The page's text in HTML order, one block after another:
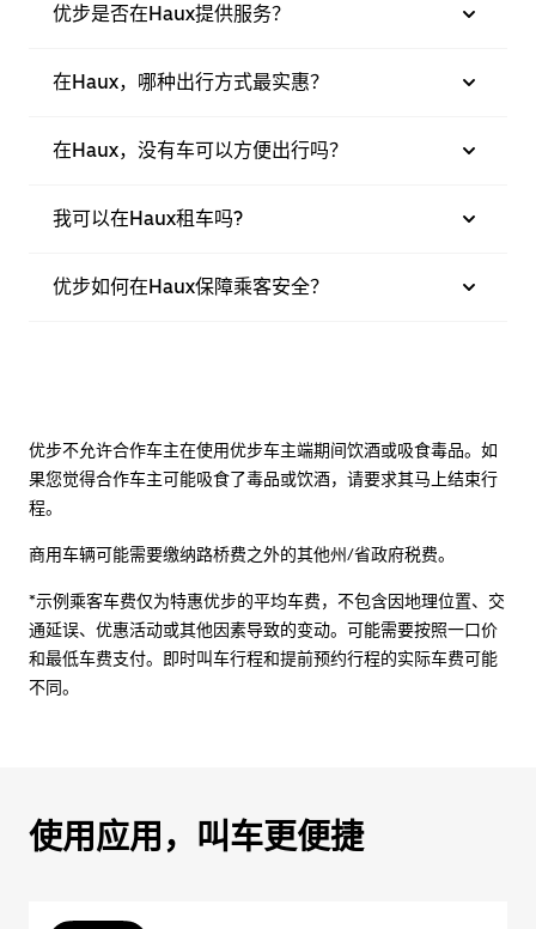
优步是否在Haux提供服务？
在Haux，哪种出行方式最实惠？
在Haux，没有车可以方便出行吗？
我可以在Haux租车吗?
优步如何在Haux保障乘客安全？
优步不允许合作车主在使用优步车主端期间饮酒或吸食毒品。如
果您觉得合作车主可能吸食了毒品或饮酒，请要求其马上结束行
程。
商用车辆可能需要缴纳路桥费之外的其他州/省政府税费。
*示例乘客车费仅为特惠优步的平均车费，不包含因地理位置、交
通延误、优惠活动或其他因素导致的变动。可能需要按照一口价
和最低车费支付。即时叫车行程和提前预约行程的实际车费可能
不同。
使用应用，叫车更便捷